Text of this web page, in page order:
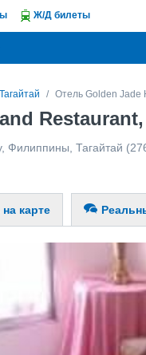
Ж/Д билеты
Тагайтай Отель Golden Jade
Restaurant,
, Филиппины Тагайтай
карте